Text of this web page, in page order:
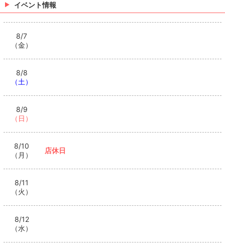
イベント情報
8/7
（金）
8/8
（土）
8/9
（日）
8/10
（月）
店休日
8/11
（火）
8/12
（水）